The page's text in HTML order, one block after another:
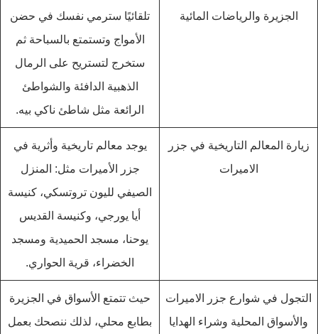
الجزيرة والرياضات المائية
تلقائيًا سترمي نفسك في حضن
الأمواج وتستمتع بالسباحة ثم
ستخرج لتستريح على الرمال
الذهبية الدافئة والشواطئ
الرائعة مثل شاطئ ناكي بيه.
زيارة المعالم التاريخية في جزر
الاميرات
يوجد معالم تاريخية وأثرية في
جزر الأميرات مثل: المنزل
الصيفي لليون تروتسكي، كنيسة
أيا يورجي، وكنيسة القديس
يوحنا، مسجد الحميدية ومسجد
الخضراء، قرية الحواري.
التجول في شوارع جزر الاميرات
والأسواق المحلية وشراء الهدايا
حيث تتمتع الأسواق في الجزيرة
بطابع محلي، لذلك ننصحك بعمل